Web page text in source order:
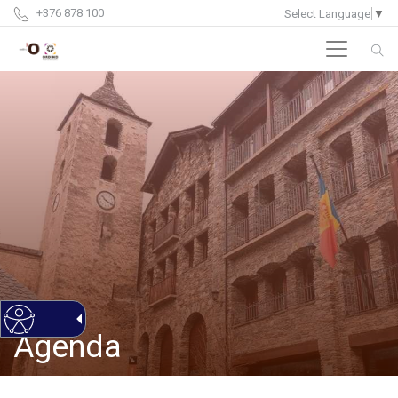
+376 878 100 Select Language ▼
Agenda